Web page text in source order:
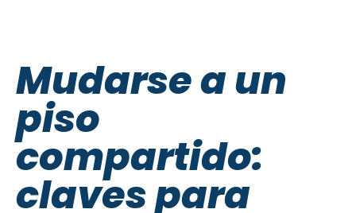
Mudarse a un
piso
compartido:
claves para